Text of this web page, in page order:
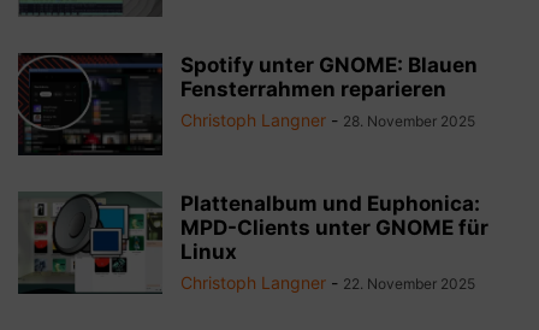
Spotify unter GNOME: Blauen
Fensterrahmen reparieren
Christoph Langner - 28. November 2025
Plattenalbum und Euphonica:
MPD-Clients unter GNOME für
Linux
Christoph Langner - 22. November 2025